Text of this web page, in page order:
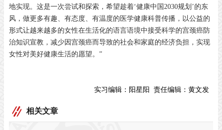
地实现。这是一次尝试和探索，希望趁着‘健康中国2030规划’的东
风，做更多有趣、有态度、有温度的医学健康科普传播，以公益的
形式让越来越多的女性在生活化的语言语境中接受科学的宫颈癌防
治知识宣教，减少因宫颈癌而导致的社会和家庭的经济负担，实现
女性对美好健康生活的愿望。”
实习编辑： 阳星阳 责任编辑： 黄文发
相关文章